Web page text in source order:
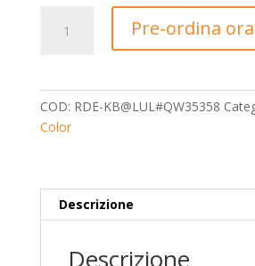
Pre-ordina ora
COD: RDE-KB@LUL#QW35358
Color
Descrizione
Descrizione